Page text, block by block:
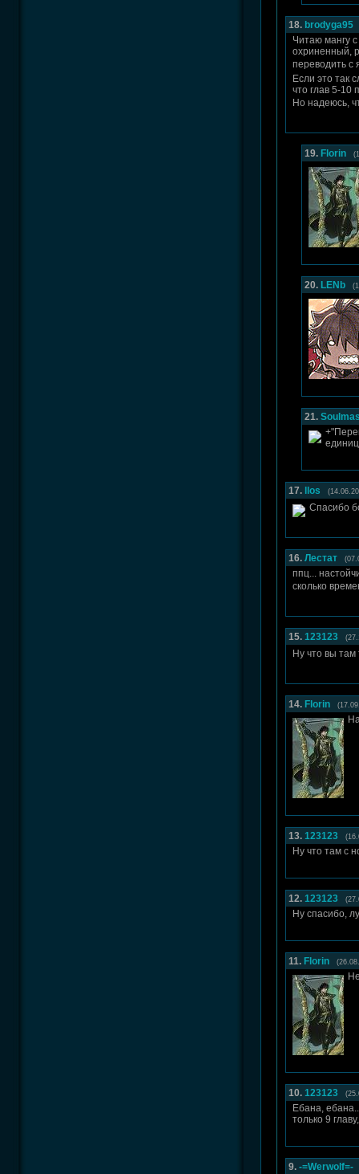
18. brodyga95
Читаю мангу
охриненный,
переводить с
Если это так
что глав 5-10
Но надеюсь,
19. Florin
20. LENb
21.
17. llos
Спасибо
16. Лестат
ппц...
сколько
15. 123123
Ну что вы
14. Florin
13. 123123
Ну что там с
12. 123123
Ну спасибо,
11. Florin
10. 123123
Ебана,
только 9
9. -=Werwolf=-